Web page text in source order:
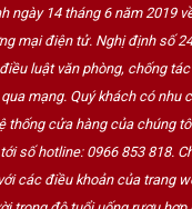
ngày 14 tháng 6 năm 2019
mại điện tử. Nghị định số
luật văn phòng, chống
mạng. Quý khách có nhu
thống cửa hàng của chúng
số hotline: 0966 853 818.
các điều khoản của trang